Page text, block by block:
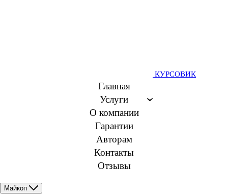
КУРСОВИК
Главная
Услуги
О компании
Гарантии
Авторам
Контакты
Отзывы
Майкоп